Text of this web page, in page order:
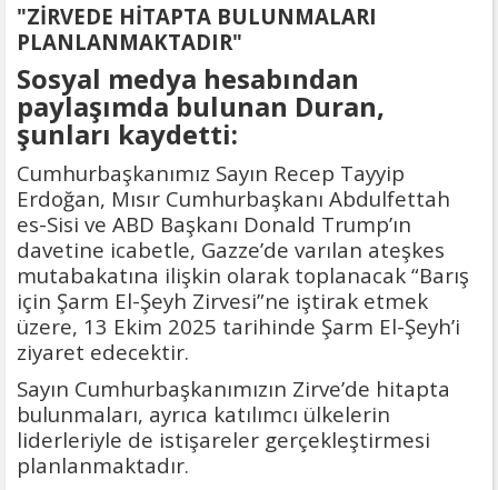
"ZİRVEDE HİTAPTA BULUNMALARI
PLANLANMAKTADIR"
Sosyal medya hesabından
paylaşımda bulunan Duran,
şunları kaydetti:
Cumhurbaşkanımız Sayın Recep Tayyip
Erdoğan, Mısır Cumhurbaşkanı Abdulfettah
es-Sisi ve ABD Başkanı Donald Trump’ın
davetine icabetle, Gazze’de varılan ateşkes
mutabakatına ilişkin olarak toplanacak “Barış
için Şarm El-Şeyh Zirvesi”ne iştirak etmek
üzere, 13 Ekim 2025 tarihinde Şarm El-Şeyh’i
ziyaret edecektir.
Sayın Cumhurbaşkanımızın Zirve’de hitapta
bulunmaları, ayrıca katılımcı ülkelerin
liderleriyle de istişareler gerçekleştirmesi
planlanmaktadır.